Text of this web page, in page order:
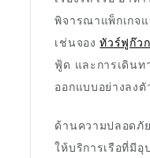
พิจารณาแพ็กเกจ
เช่นจองทัวร์ฟูก๊วก
ฟู้ด และการเดินท
ออกแบบอย่างลงตั
ด้านความปลอดภั
ให้บริการเรือที่มี